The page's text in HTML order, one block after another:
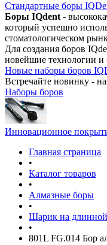
Стандартные боры
Боры IQdent -
который успешно
стоматологическом
Для создания боров
новейшие технологии и
Новые наборы боров
Встречайте новинку -
Наборы боров
Инновационное
Главная страница
•
Каталог товаров
•
Алмазные боры
•
Шарик на
•
801L FG.014 Бор